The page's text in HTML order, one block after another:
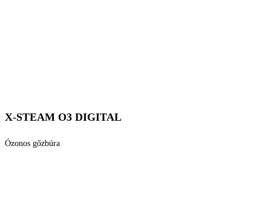
X-STEAM O3 DIGITAL
Ózonos gőzbúra